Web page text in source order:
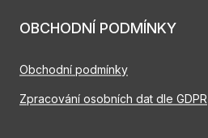
OBCHODNÍ PODMÍNKY
Obchodní podmínky
Zpracování osobních dat dle GDPR